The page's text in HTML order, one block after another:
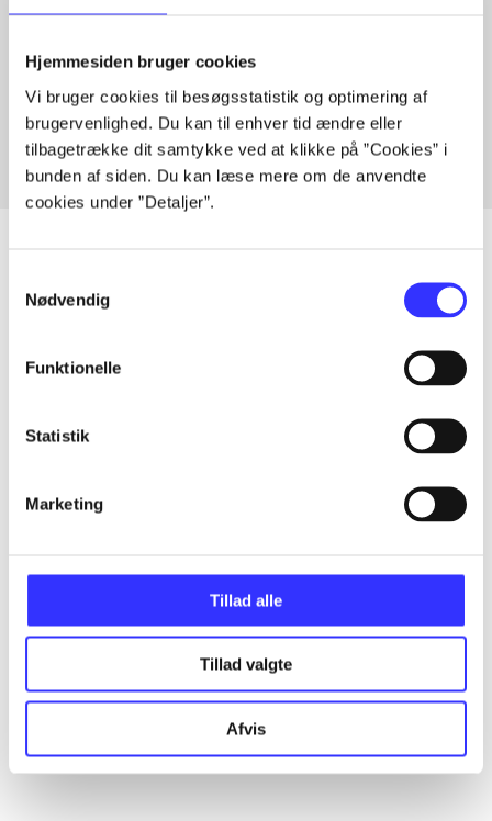
Hjemmesiden bruger cookies
Vi bruger cookies til besøgsstatistik og optimering af
brugervenlighed. Du kan til enhver tid ændre eller
tilbagetrække dit samtykke ved at klikke på ”Cookies” i
bunden af siden. Du kan læse mere om de anvendte
cookies under ”Detaljer”.
Nødvendig
Funktionelle
Statistik
Marketing
Tillad alle
Tillad valgte
Afvis
Artikler med samme emner
Fra
Artikler
...
...